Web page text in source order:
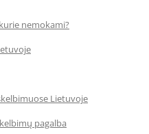
nemokami?
Lietuvoje
pagalba